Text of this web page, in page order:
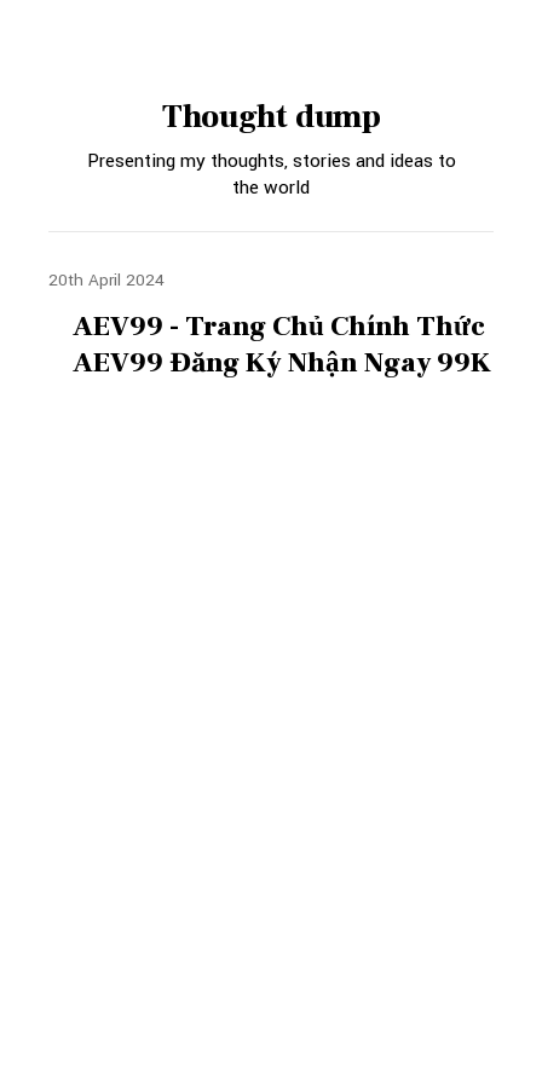
Thought dump
Presenting my thoughts, stories and ideas to
the world
20th April 2024
AEV99 - Trang Chủ Chính Thức
AEV99 Đăng Ký Nhận Ngay 99K